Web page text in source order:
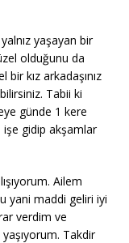
yaşayan bir
olduğunu da
kız arkadaşınız
Tabii ki
günde 1 kere
işe gidip akşamlar
Ailem
yani maddi geliri iyi
verdim ve
yaşıyorum. Takdir